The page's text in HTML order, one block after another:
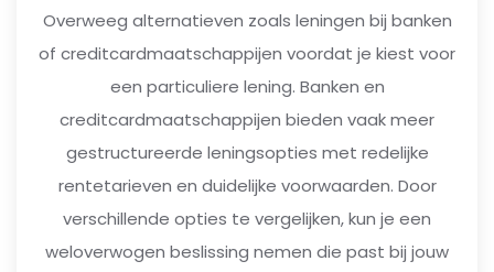
Overweeg alternatieven zoals leningen bij banken
of creditcardmaatschappijen voordat je kiest voor
een particuliere lening. Banken en
creditcardmaatschappijen bieden vaak meer
gestructureerde leningsopties met redelijke
rentetarieven en duidelijke voorwaarden. Door
verschillende opties te vergelijken, kun je een
weloverwogen beslissing nemen die past bij jouw